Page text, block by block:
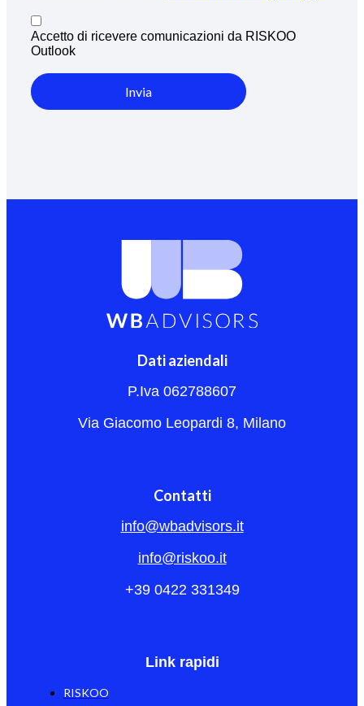
Accetto di ricevere comunicazioni da RISKOO
Outlook
Invia
Dati aziendali
P.Iva 062788607
Via Giacomo Leopardi 8, Milano
Contatti
info@wbadvisors.it
info@riskoo.it
+39 0422 331349
Link rapidi
RISKOO